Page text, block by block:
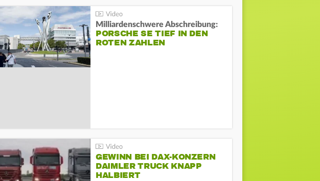
Milliardenschwere Abschreibung:
PORSCHE SE TIEF IN DEN
ROTEN ZAHLEN
GEWINN BEI DAX-KONZERN
DAIMLER TRUCK KNAPP
HALBIERT